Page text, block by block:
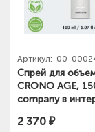
Артикул: 00-
Спрей для
CRONO AGE,
company в
2 370 ₽